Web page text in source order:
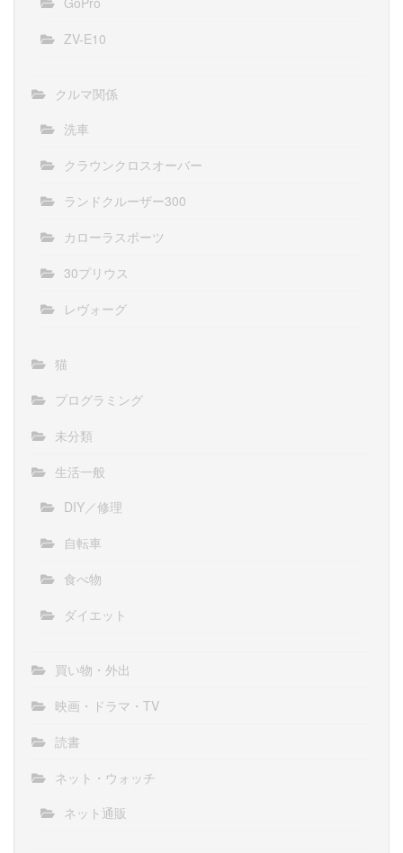
ZV-E10
クルマ関係
洗車
クラウンクロスオーバー
ランドクルーザー300
カローラスポーツ
30プリウス
レヴォーグ
猫
プログラミング
未分類
生活一般
DIY／修理
自転車
食べ物
ダイエット
買い物・外出
映画・ドラマ・TV
読書
ネット・ウォッチ
ネット通販